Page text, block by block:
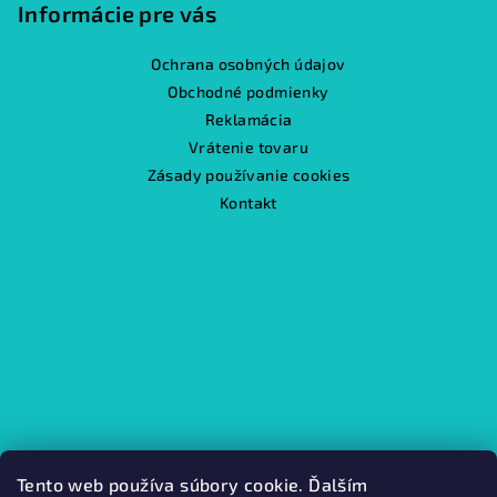
Tento web používa súbory cookie. Ďalším
Informácie pre vás
Ochrana osobných údajov
Obchodné podmienky
Reklamácia
Vrátenie tovaru
Zásady používanie cookies
Kontakt